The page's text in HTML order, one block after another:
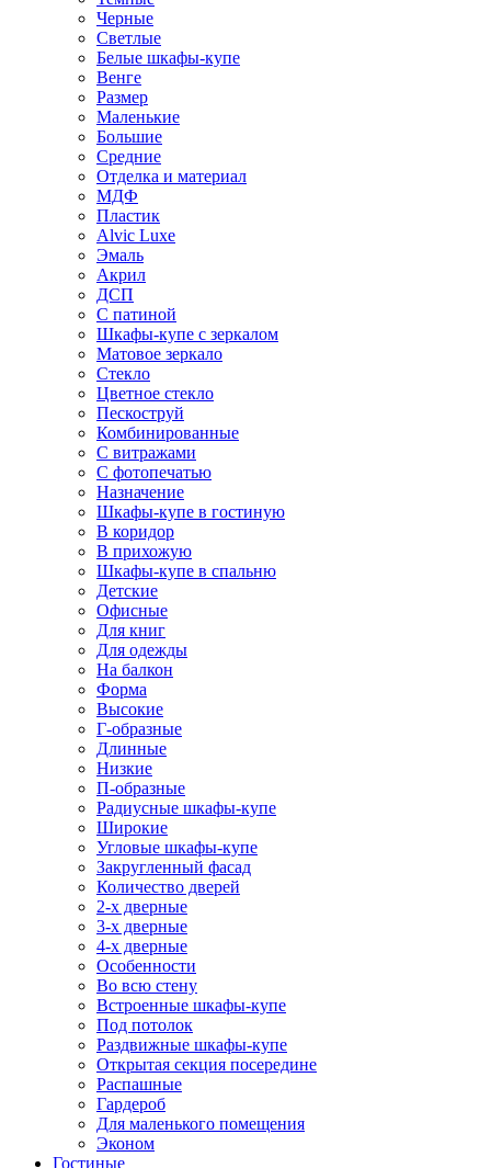
Черные
Светлые
Белые шкафы-купе
Венге
Размер
Маленькие
Большие
Средние
Отделка и материал
МДФ
Пластик
Alvic Luxe
Эмаль
Акрил
ДСП
С патиной
Шкафы-купе с зеркалом
Матовое зеркало
Стекло
Цветное стекло
Пескоструй
Комбинированные
С витражами
С фотопечатью
Назначение
Шкафы-купе в гостиную
В коридор
В прихожую
Шкафы-купе в спальню
Детские
Офисные
Для книг
Для одежды
На балкон
Форма
Высокие
Г-образные
Длинные
Низкие
П-образные
Радиусные шкафы-купе
Широкие
Угловые шкафы-купе
Закругленный фасад
Количество дверей
2-х дверные
3-х дверные
4-х дверные
Особенности
Во всю стену
Встроенные шкафы-купе
Под потолок
Раздвижные шкафы-купе
Открытая секция посередине
Распашные
Гардероб
Для маленького помещения
Эконом
Гостиные